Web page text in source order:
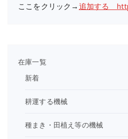
ここをクリック→ 追加する
在庫一覧
新着
耕運する機械
種まき・田植え等の機械